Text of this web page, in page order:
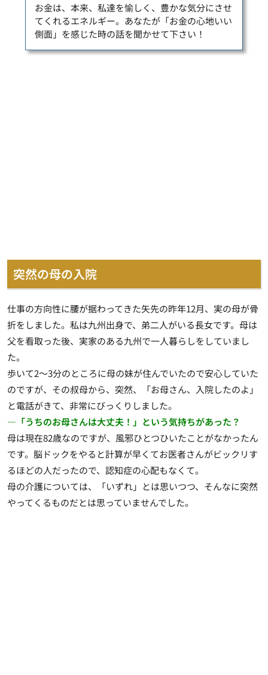
お金は、本来、私達を愉しく、豊かな気分にさせ
てくれるエネルギー。あなたが「お金の心地いい
側面」を感じた時の話を聞かせて下さい！
突然の母の入院
仕事の方向性に腰が据わってきた矢先の昨年12月、実の母が骨
折をしました。私は九州出身で、弟二人がいる長女です。母は
父を看取った後、実家のある九州で一人暮らしをしていまし
た。
歩いて2～3分のところに母の妹が住んでいたので安心していた
のですが、その叔母から、突然、「お母さん、入院したのよ」
と電話がきて、非常にびっくりしました。
―「うちのお母さんは大丈夫！」という気持ちがあった？
母は現在82歳なのですが、風邪ひとつひいたことがなかったん
です。脳ドックをやると計算が早くてお医者さんがビックリす
るほどの人だったので、認知症の心配もなくて。
母の介護については、「いずれ」とは思いつつ、そんなに突然
やってくるものだとは思っていませんでした。